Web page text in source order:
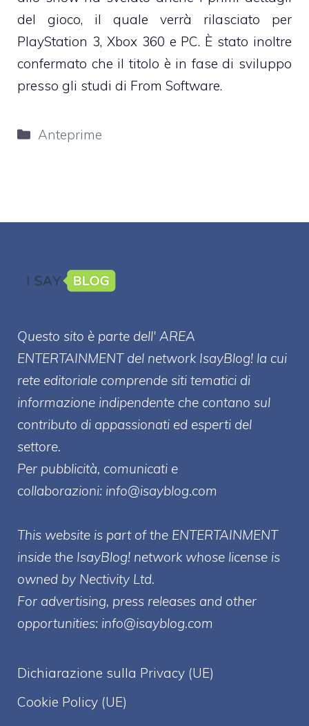
del gioco, il quale verrà rilasciato per
PlayStation 3, Xbox 360 e PC. È stato inoltre
confermato che il titolo è in fase di sviluppo
presso gli studi di From Software.
Categorie
Anteprime
Questo sito è parte dell' AREA
ENTERTAINMENT del network IsayBlog! la cui
rete editoriale comprende siti tematici di
informazione indipendente che contano sul
contributo di appassionati ed esperti del
settore.
Per pubblicità, comunicati e
collaborazioni: info@isayblog.com
This website is part of the ENTERTAINMENT
inside the IsayBlog! network whose license is
owned by Nectivity Ltd.
For advertising, press releases and other
opportunities: info@isayblog.com
Dichiarazione sulla Privacy (UE)
Cookie Policy (UE)